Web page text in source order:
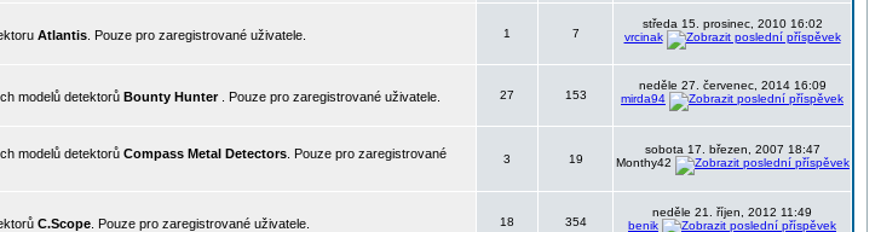
Atlantis . Pouze pro zaregistrované uživatele. 1 7
středa 15. prosinec, 2010 16:02
vrcinak
modelů detektorů Bounty Hunter . Pouze pro zaregistrované uživatele. 27 153
neděle 27. červenec, 2014 16:09
mirda94
modelů detektorů Compass Metal Detectors . Pouze pro zaregistrované
3 19
sobota 17. březen, 2007 18:47
Monthy42
C.Scope . Pouze pro zaregistrované uživatele. 18 354
neděle 21. říjen, 2012 11:49
benik